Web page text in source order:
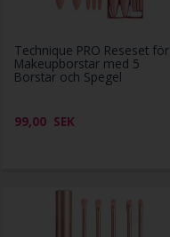
Technique PRO Reseset för
Makeupborstar med 5
Borstar och Spegel
99,00 SEK